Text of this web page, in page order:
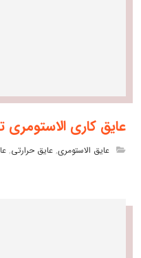
عایق کاری
عایق الاستومری,عایق حرارتی,